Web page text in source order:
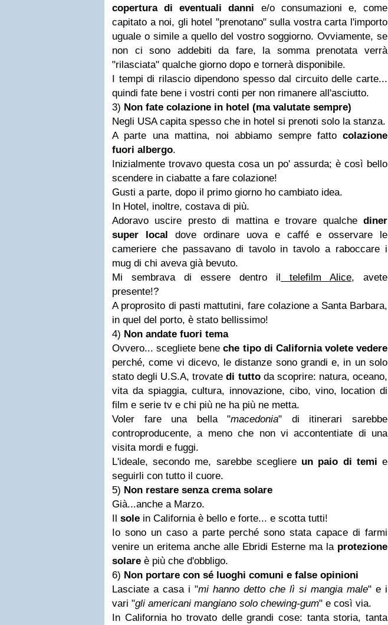
copertura di eventuali danni e/o consumazioni e, come
capitato a noi, gli hotel "prenotano" sulla vostra carta l'importo
uguale o simile a quello del vostro soggiorno. Ovviamente, se
non ci sono addebiti da fare, la somma prenotata verrà
"rilasciata" qualche giorno dopo e tornerà disponibile.
I tempi di rilascio dipendono spesso dal circuito delle carte...
quindi fate bene i vostri conti per non rimanere all'asciutto.
3) Non fate colazione in hotel (ma valutate sempre)
Negli USA capita spesso che in hotel si prenoti solo la stanza.
A parte una mattina, noi abbiamo sempre fatto colazione
fuori albergo.
Inizialmente trovavo questa cosa un po' assurda; è così bello
scendere in ciabatte a fare colazione!
Gusti a parte, dopo il primo giorno ho cambiato idea.
In Hotel, inoltre, costava di più.
Adoravo uscire presto di mattina e trovare qualche diner
super local dove ordinare uova e caffé e osservare le
cameriere che passavano di tavolo in tavolo a raboccare i
mug di chi aveva già bevuto.
Mi sembrava di essere dentro il telefilm Alice, avete
presente!?
A proprosito di pasti mattutini, fare colazione a Santa Barbara,
in quel del porto, è stato bellissimo!
4) Non andate fuori tema
Ovvero... scegliete beneche tipo di California volete vedere
perché, come vi dicevo, le distanze sono grandi e, in un solo
stato degli U.S.A, trovatedi tuttoda scoprire: natura, oceano,
vita da spiaggia, cultura, innovazione, cibo, vino, location di
film e serie tv e chi più ne ha più ne metta.
Voler fare una bella "macedonia" di itinerari sarebbe
controproducente, a meno che non vi accontentiate di una
visita mordi e fuggi.
L'ideale, secondo me, sarebbe scegliere un paio di temi e
seguirli con tutto il cuore.
5) Non restare senza crema solare
Già...anche a Marzo.
Il sole in California è bello e forte... e scotta tutti!
Io sono un caso a parte perché sono stata capace di farmi
venire un eritema anche alle Ebridi Esterne ma la protezione
solare è più che d'obbligo.
6) Non portare con sé luoghi comuni e false opinioni
Lasciate a casa i "mi hanno detto che lì si mangia male" e i
vari "gli americani mangiano solo chewing-gum" e così via.
In California ho trovato delle grandi cose: tanta storia, tanta